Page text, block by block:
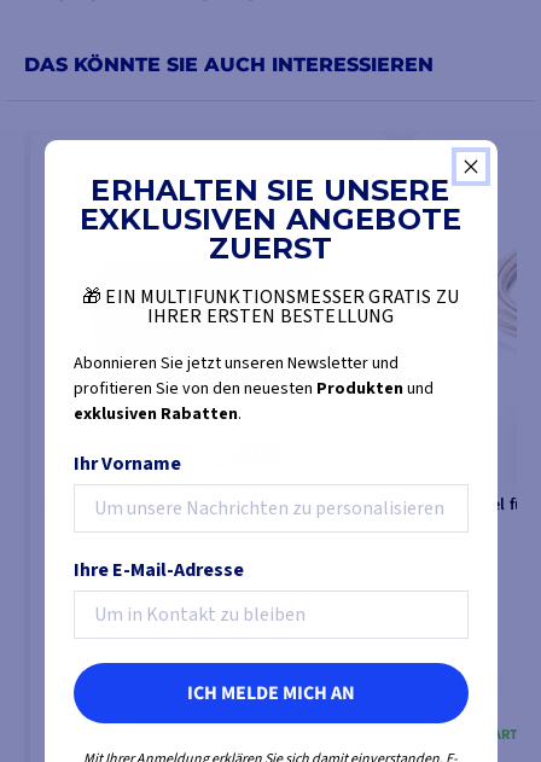
DAS KÖNNTE SIE AUCH INTERESSIEREN
BUS-Anschlussbox - 6 Anschlüsse
49,48 €
49,98 €
BUS-Kabel für
84,19 €
89,25 €
LETZTE
ERHALTEN SIE UNSERE
EXKLUSIVEN ANGEBOTE
ZUERST
🎁 EIN MULTIFUNKTIONSMESSER GRATIS ZU
IHRER ERSTEN BESTELLUNG
Abonnieren Sie jetzt unseren Newsletter und
profitieren Sie von den neuesten Produktenund
exklusiven Rabatten.
Ihr Vorname
Ihre E-Mail-Adresse
ICH MELDE MICH AN